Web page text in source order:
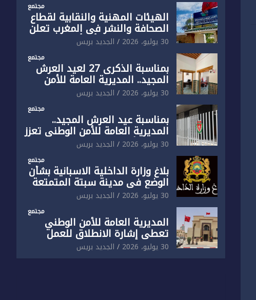
مجتمع
الهيئات المهنية والنقابية لقطاع
الصحافة والنشر في المغرب تعلن
رفضها القاطع لـ”أي أجندة انتخابية
مُعدة على مقاس سياسي
ومصلحي ضيق”
30 يوليو، 2026 الجديد بريس
مجتمع
بمناسبة الذكرى 27 لعيد العرش
المجيد.. المديرية العامة للأمن
الوطني تفتتح المقر الجديد لفرقة
الشرطة السياحية بفاس
30 يوليو، 2026 الجديد بريس
مجتمع
بمناسبة عيد العرش المجيد..
المديرية العامة للأمن الوطني تعزز
البنية الأمنية بالناظور بإحداث
فرقتين جديدتين
30 يوليو، 2026 الجديد بريس
مجتمع
بلاغ وزارة الداخلية الاسبانية بشأن
الوضع في مدينة سبتة المتمتعة
بالحكم الذاتي
30 يوليو، 2026 الجديد بريس
مجتمع
المديرية العامة للأمن الوطني
تعطي إشارة الانطلاق للعمل
بالمقر الجديد للدائرة الثالثة
للشرطة بولاية أمن العيون
30 يوليو، 2026 الجديد بريس